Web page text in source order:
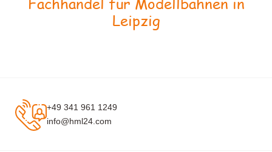
Leipzig
+49 341 961 1249
info@hml24.com